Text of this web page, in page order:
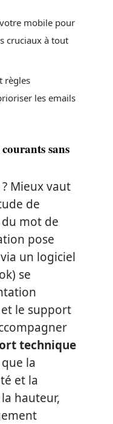
mobile pour
cruciaux à tout
règles
les emails
sans
Mieux vaut
de
du mot de
pose
un logiciel
se
et le support
technique
la
et la
hauteur,